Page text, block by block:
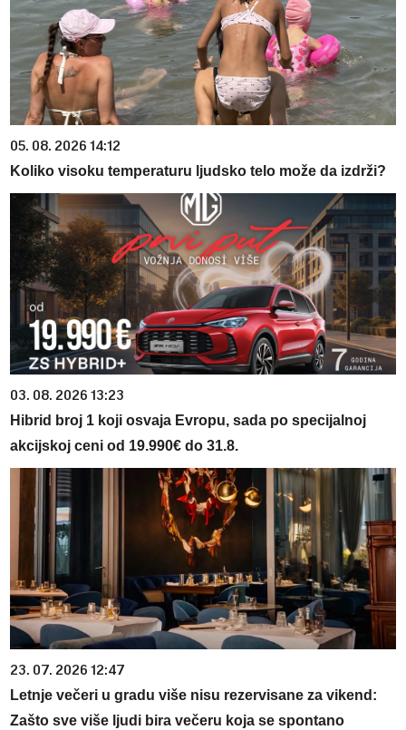
05. 08. 2026 14:12
Koliko visoku temperaturu ljudsko telo može da izdrži?
03. 08. 2026 13:23
Hibrid broj 1 koji osvaja Evropu, sada po specijalnoj
akcijskoj ceni od 19.990€ do 31.8.
23. 07. 2026 12:47
Letnje večeri u gradu više nisu rezervisane za vikend:
Zašto sve više ljudi bira večeru koja se spontano